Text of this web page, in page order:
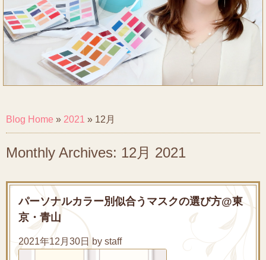
Blog Home » 2021 » 12月
Monthly Archives: 12月 2021
パーソナルカラー別似合うマスクの選び方@東
京・青山
2021年12月30日 by staff